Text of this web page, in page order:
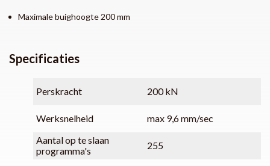
Maximale buighoogte 200 mm
Specificaties
Perskracht 200 kN
Werksnelheid
max 9,6 mm/sec
Aantal op te slaan
programma's
255